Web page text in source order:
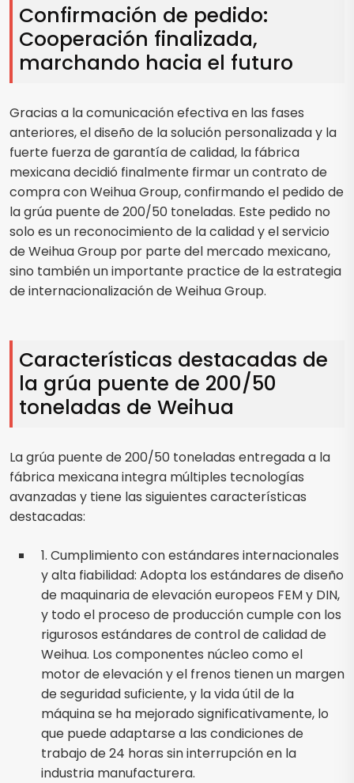
Confirmación de pedido:
Cooperación finalizada,
marchando hacia el futuro
Gracias a la comunicación efectiva en las fases
anteriores, el diseño de la solución personalizada y la
fuerte fuerza de garantía de calidad, la fábrica
mexicana decidió finalmente firmar un contrato de
compra con Weihua Group, confirmando el pedido de
la grúa puente de 200/50 toneladas. Este pedido no
solo es un reconocimiento de la calidad y el servicio
de Weihua Group por parte del mercado mexicano,
sino también un importante practice de la estrategia
de internacionalización de Weihua Group.
Características destacadas de
la grúa puente de 200/50
toneladas de Weihua
La grúa puente de 200/50 toneladas entregada a la
fábrica mexicana integra múltiples tecnologías
avanzadas y tiene las siguientes características
destacadas:
1. Cumplimiento con estándares internacionales
y alta fiabilidad: Adopta los estándares de diseño
de maquinaria de elevación europeos FEM y DIN,
y todo el proceso de producción cumple con los
rigurosos estándares de control de calidad de
Weihua. Los componentes núcleo como el
motor de elevación y el frenos tienen un margen
de seguridad suficiente, y la vida útil de la
máquina se ha mejorado significativamente, lo
que puede adaptarse a las condiciones de
trabajo de 24 horas sin interrupción en la
industria manufacturera.